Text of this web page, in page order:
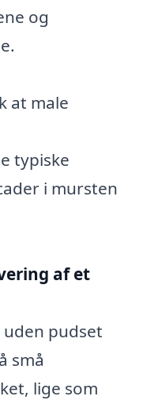
og
at male
typiske
i mursten
af et
uden pudset
små
lige som